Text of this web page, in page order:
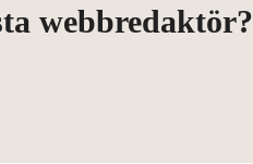
webbredaktör?